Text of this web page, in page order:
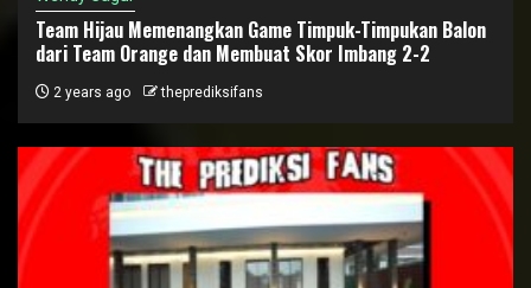
Team Hijau Memenangkan Game Timpuk-Timpukan Balon
dari Team Orange dan Membuat Skor Imbang 2-2
2 years ago theprediksifans